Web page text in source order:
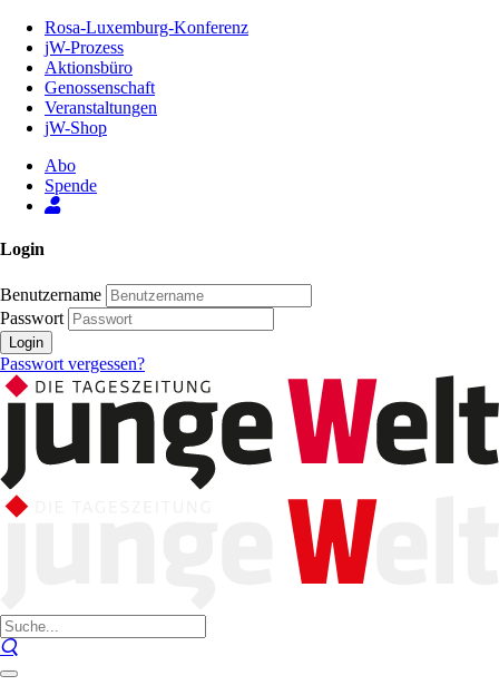
Inhalt
Seite
Rosa-Luxemburg-Konferenz
jW-Prozess
Aktionsbüro
Genossenschaft
Veranstaltungen
jW-Shop
Abo
Spende
Login
Benutzername
Passwort
Login
Passwort vergessen?